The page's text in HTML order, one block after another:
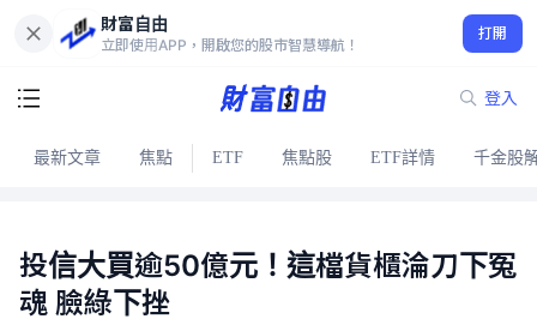
財富自由
立即使用APP，開啟您的股市智慧導航！
打開
登入
最新文章 焦點 ETF 焦點股 ETF詳情 千金股
投信大買逾50億元！這檔貨櫃淪刀下冤
魂 臉綠下挫